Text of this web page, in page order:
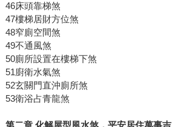
46床頭靠梯煞
47樓梯居財方位煞
48窄廁空間煞
49不通風煞
50廁所設置在樓梯下煞
51廚衛水氣煞
52玄關門直沖廁所煞
53衛浴占青龍煞
第二章 化解屋型風水煞，平安居住萬事吉